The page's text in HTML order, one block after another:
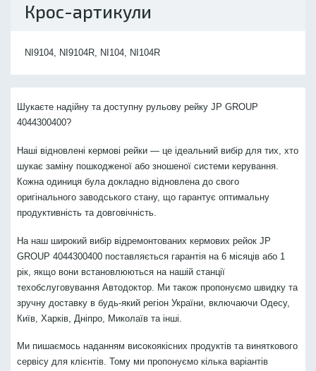
Крос-артикули
NI9104, NI9104R, NI104, NI104R
Шукаєте надійну та доступну рульову рейку JP GROUP
4044300400?
Наші відновлені кермові рейки — це ідеальний вибір для тих, хто
шукає заміну пошкодженої або зношеної системи керування.
Кожна одиниця була докладно відновлена до свого
оригінального заводського стану, що гарантує оптимальну
продуктивність та довговічність.
На наш широкий вибір відремонтованих кермових рейок JP
GROUP 4044300400 поставляється гарантія на 6 місяців або 1
рік, якщо вони встановлюються на нашій станції
техобслуговування Автодоктор. Ми також пропонуємо швидку та
зручну доставку в будь-який регіон України, включаючи Одесу,
Київ, Харків, Дніпро, Миколаїв та інші.
Ми пишаємось наданням високоякісних продуктів та виняткового
сервісу для клієнтів. Тому ми пропонуємо кілька варіантів